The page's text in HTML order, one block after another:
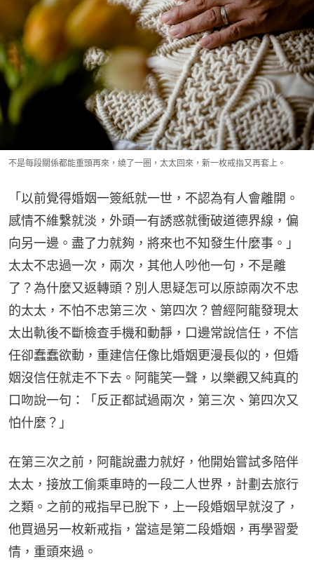
不是每段關係都能重頭再來，繞了一圈，太太回來，新一枚戒指又再套上。
「以前覺得婚姻一簽紙就一世，不認為有人會離開。
感情不維繫就淡，外頭一有誘惑就衝破道德界線，偏
向另一邊。盡了力就夠，將來也不知發生什麼事。」
太太不忠過一次，兩次，其他人吵他一句，不是離
了？為什麼又返轉頭？別人思疑怎可以原諒兩次不忠
的太太，不怕不忠第三次、第四次？曾經阿龍發現太
太出軌後不斷檢查手機和動靜，口邊常說信任，不信
任卻蠢蠢欲動，重建信任像比婚姻更漫長似的，但婚
姻沒信任就走不下去。阿龍笑一聲，以樂觀又純真的
口吻說一句：「反正都試過兩次，第三次、第四次又
怕什麼？」
在第三次之前，阿龍說盡力就好，他開始嘗試多陪伴
太太，接放工偷乘車時的一段二人世界，計劃去旅行
之類。之前的戒指早已脫下，上一段婚姻早就沒了，
他買過另一枚新戒指，當這是第二段婚姻，再學習愛
情，重頭來過。